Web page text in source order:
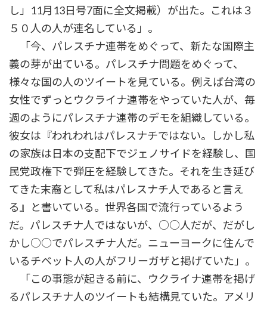
し」11月13日号7面に全文掲載）が出た。これは３
５０人の人が連名している」。
「今、パレスチナ連帯をめぐって、新たな国際主
義の芽が出ている。パレスチナ問題をめぐって、
様々な国の人のツイートを見ている。例えば台湾の
女性でずっとウクライナ連帯をやっていた人が、毎
週のようにパレスチナ連帯のデモを組織している。
彼女は『われわれはパレスナチではない。しかし私
の家族は日本の支配下でジェノサイドを経験し、国
民党政権下で弾圧を経験してきた。それを生き延び
てきた末裔として私はパレスナチ人であると言え
る』と書いている。世界各国で流行っているよう
だ。パレスチナ人ではないが、○○人だが、だがし
かし○○でパレスチナ人だ。ニューヨークに住んで
いるチベット人の人がフリーガザと掲げていた」。
「この事態が起きる前に、ウクライナ連帯を掲げ
るパレスチナ人のツイートも結構見ていた。アメリ